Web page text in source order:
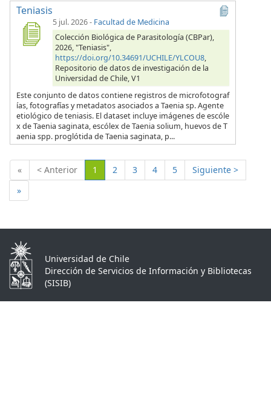
Teniasis
5 jul. 2026- Facultad de Medicina
Colección Biológica de Parasitología (CBPar),
2026, "Teniasis",
https://doi.org/10.34691/UCHILE/YLCOU8,
Repositorio de datos de investigación de la
Universidad de Chile, V1
Este conjunto de datos contiene registros de microfotograf
ías, fotografías y metadatos asociados a Taenia sp. Agente
etiológico de teniasis. El dataset incluye imágenes de escóle
x de Taenia saginata, escólex de Taenia solium, huevos de T
aenia spp. proglótida de Taenia saginata, p...
« < Anterior 1 (Actual)
2 3 4 5
Siguiente >
»
Universidad de Chile
Dirección de Servicios de Información y Bibliotecas
(SISIB)